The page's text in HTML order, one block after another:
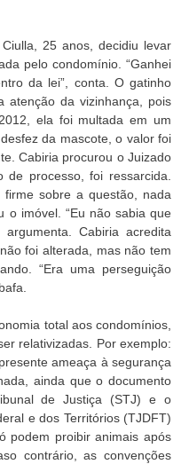
25 anos, decidiu levar
pelo condomínio. “Ganhei
da lei”, conta. O gatinho
atenção da vizinhança, pois
ela foi multada em um
da mascote, o valor foi
Cabiria procurou o Juizado
processo, foi ressarcida.
firme sobre a questão, nada
o imóvel. “Eu não sabia que
argumenta. Cabiria acredita
foi alterada, mas não tem
“Era uma perseguição
total aos condomínios,
relativizadas. Por exemplo:
ameaça à segurança
ainda que o documento
de Justiça (STJ) e o
e dos Territórios (TJDFT)
podem proibir animais após
contrário, as convenções